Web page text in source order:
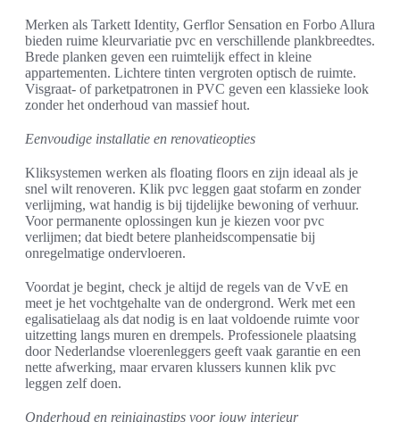
Merken als Tarkett Identity, Gerflor Sensation en Forbo Allura
bieden ruime kleurvariatie pvc en verschillende plankbreedtes.
Brede planken geven een ruimtelijk effect in kleine
appartementen. Lichtere tinten vergroten optisch de ruimte.
Visgraat- of parketpatronen in PVC geven een klassieke look
zonder het onderhoud van massief hout.
Eenvoudige installatie en renovatieopties
Kliksystemen werken als floating floors en zijn ideaal als je
snel wilt renoveren. Klik pvc leggen gaat stofarm en zonder
verlijming, wat handig is bij tijdelijke bewoning of verhuur.
Voor permanente oplossingen kun je kiezen voor pvc
verlijmen; dat biedt betere planheidscompensatie bij
onregelmatige ondervloeren.
Voordat je begint, check je altijd de regels van de VvE en
meet je het vochtgehalte van de ondergrond. Werk met een
egalisatielaag als dat nodig is en laat voldoende ruimte voor
uitzetting langs muren en drempels. Professionele plaatsing
door Nederlandse vloerenleggers geeft vaak garantie en een
nette afwerking, maar ervaren klussers kunnen klik pvc
leggen zelf doen.
Onderhoud en reinigingstips voor jouw interieur